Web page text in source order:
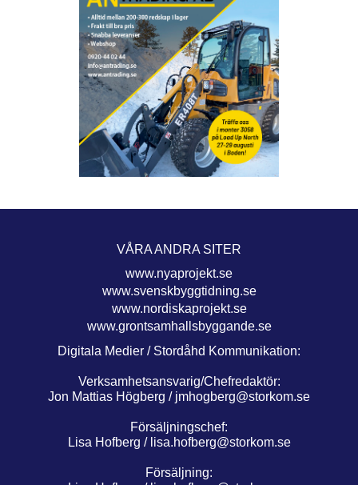
VÅRA ANDRA SITER
www.nyaprojekt.se
www.svenskbyggtidning.se
www.nordiskaprojekt.se
www.grontsamhallsbyggande.se
Digitala Medier / Stordåhd Kommunikation:
Verksamhetsansvarig/Chefredaktör:
Jon Mattias Högberg / jmhogberg@storkom.se
Försäljningschef:
Lisa Hofberg / lisa.hofberg@storkom.se
Försäljning: